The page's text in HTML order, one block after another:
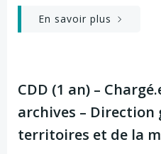
En savoir plus
CDD (1 an) –
archives – Direction
territoires et de la